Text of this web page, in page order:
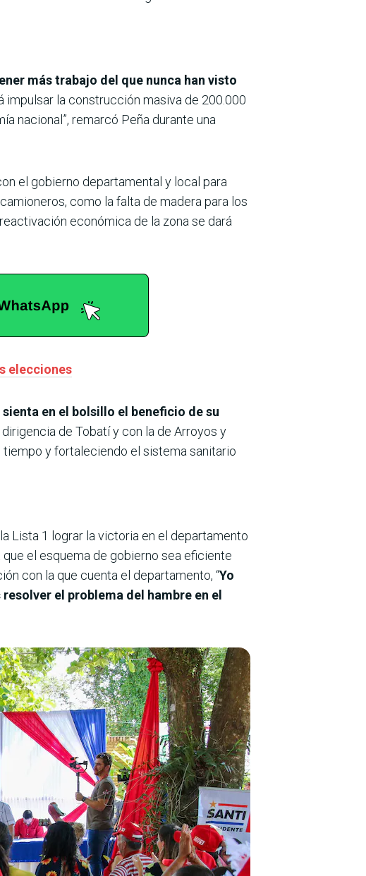
más trabajo del que nunca han visto
impulsar la construcción masiva de 200.000
nacional”, remarcó Peña durante una
el gobierno departamental y local para
como la falta de madera para los
económica de la zona se dará
elecciones
en el bolsillo el beneficio de su
de Tobatí y con la de Arroyos y
tiempo y fortaleciendo el sistema sanitario
Lista 1 lograr la victoria en el departamento
el esquema de gobierno sea eficiente
con la que cuenta el departamento, “Yo
el problema del hambre en el